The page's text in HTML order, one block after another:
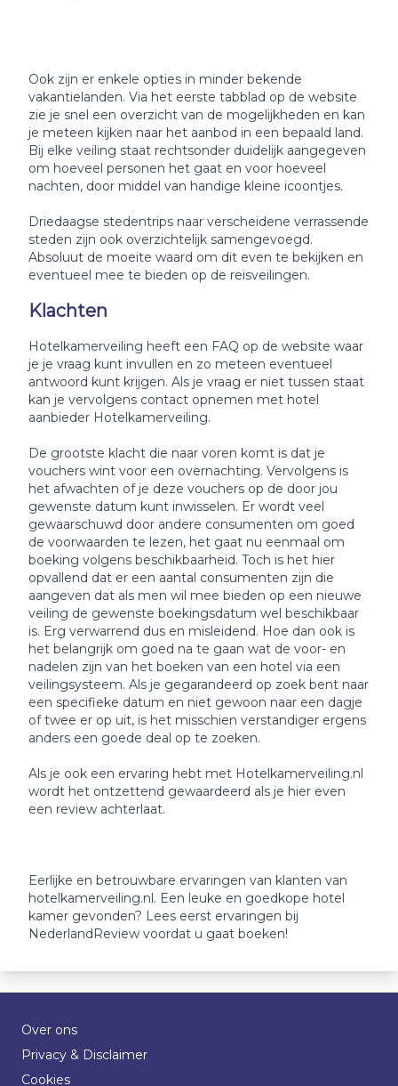
Ook zijn er enkele opties in minder bekende
vakantielanden. Via het eerste tabblad op de website
zie je snel een overzicht van de mogelijkheden en kan
je meteen kijken naar het aanbod in een bepaald land.
Bij elke veiling staat rechtsonder duidelijk aangegeven
om hoeveel personen het gaat en voor hoeveel
nachten, door middel van handige kleine icoontjes.
Driedaagse stedentrips naar verscheidene verrassende
steden zijn ook overzichtelijk samengevoegd.
Absoluut de moeite waard om dit even te bekijken en
eventueel mee te bieden op de reisveilingen.
Klachten
Hotelkamerveiling heeft een FAQ op de website waar
je je vraag kunt invullen en zo meteen eventueel
antwoord kunt krijgen. Als je vraag er niet tussen staat
kan je vervolgens contact opnemen met hotel
aanbieder Hotelkamerveiling.
De grootste klacht die naar voren komt is dat je
vouchers wint voor een overnachting. Vervolgens is
het afwachten of je deze vouchers op de door jou
gewenste datum kunt inwisselen. Er wordt veel
gewaarschuwd door andere consumenten om goed
de voorwaarden te lezen, het gaat nu eenmaal om
boeking volgens beschikbaarheid. Toch is het hier
opvallend dat er een aantal consumenten zijn die
aangeven dat als men wil mee bieden op een nieuwe
veiling de gewenste boekingsdatum wel beschikbaar
is. Erg verwarrend dus en misleidend. Hoe dan ook is
het belangrijk om goed na te gaan wat de voor- en
nadelen zijn van het boeken van een hotel via een
veilingsysteem. Als je gegarandeerd op zoek bent naar
een specifieke datum en niet gewoon naar een dagje
of twee er op uit, is het misschien verstandiger ergens
anders een goede deal op te zoeken.
Als je ook een ervaring hebt met Hotelkamerveiling.nl
wordt het ontzettend gewaardeerd als je hier even
een review achterlaat.
Eerlijke en betrouwbare ervaringen van klanten van
hotelkamerveiling.nl. Een leuke en goedkope hotel
kamer gevonden? Lees eerst ervaringen bij
NederlandReview voordat u gaat boeken!
Over ons
Privacy & Disclaimer
Cookies